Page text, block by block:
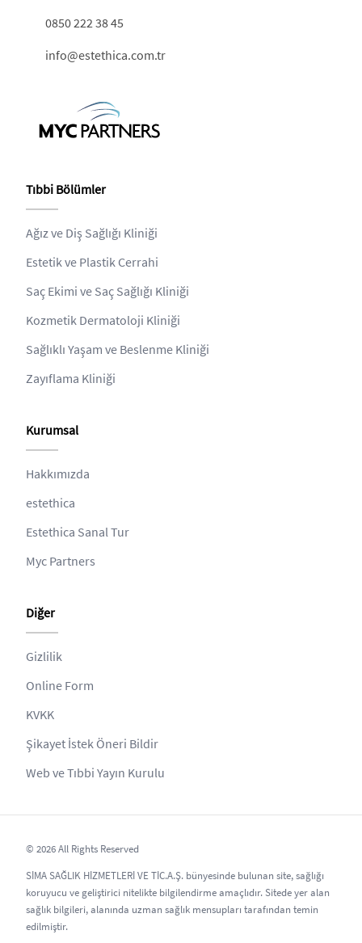
0850 222 38 45
info@estethica.com.tr
Tıbbi Bölümler
Ağız ve Diş Sağlığı Kliniği
Estetik ve Plastik Cerrahi
Saç Ekimi ve Saç Sağlığı Kliniği
Kozmetik Dermatoloji Kliniği
Sağlıklı Yaşam ve Beslenme Kliniği
Zayıflama Kliniği
Kurumsal
Hakkımızda
estethica
Estethica Sanal Tur
Myc Partners
Diğer
Gizlilik
Online Form
KVKK
Şikayet İstek Öneri Bildir
Web ve Tıbbi Yayın Kurulu
© 2026 All Rights Reserved
SİMA SAĞLIK HİZMETLERİ VE TİC.A.Ş. bünyesinde bulunan site, sağlığı
koruyucu ve geliştirici nitelikte bilgilendirme amaçlıdır. Sitede yer alan
sağlık bilgileri, alanında uzman sağlık mensupları tarafından temin
edilmiştir.